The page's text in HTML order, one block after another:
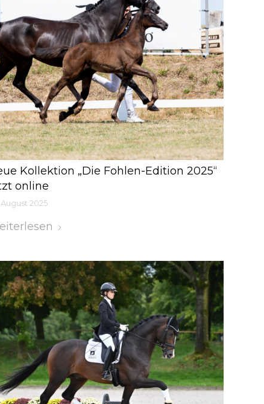
Kollektion „Die Fohlen-Edition 2025“
online
2025